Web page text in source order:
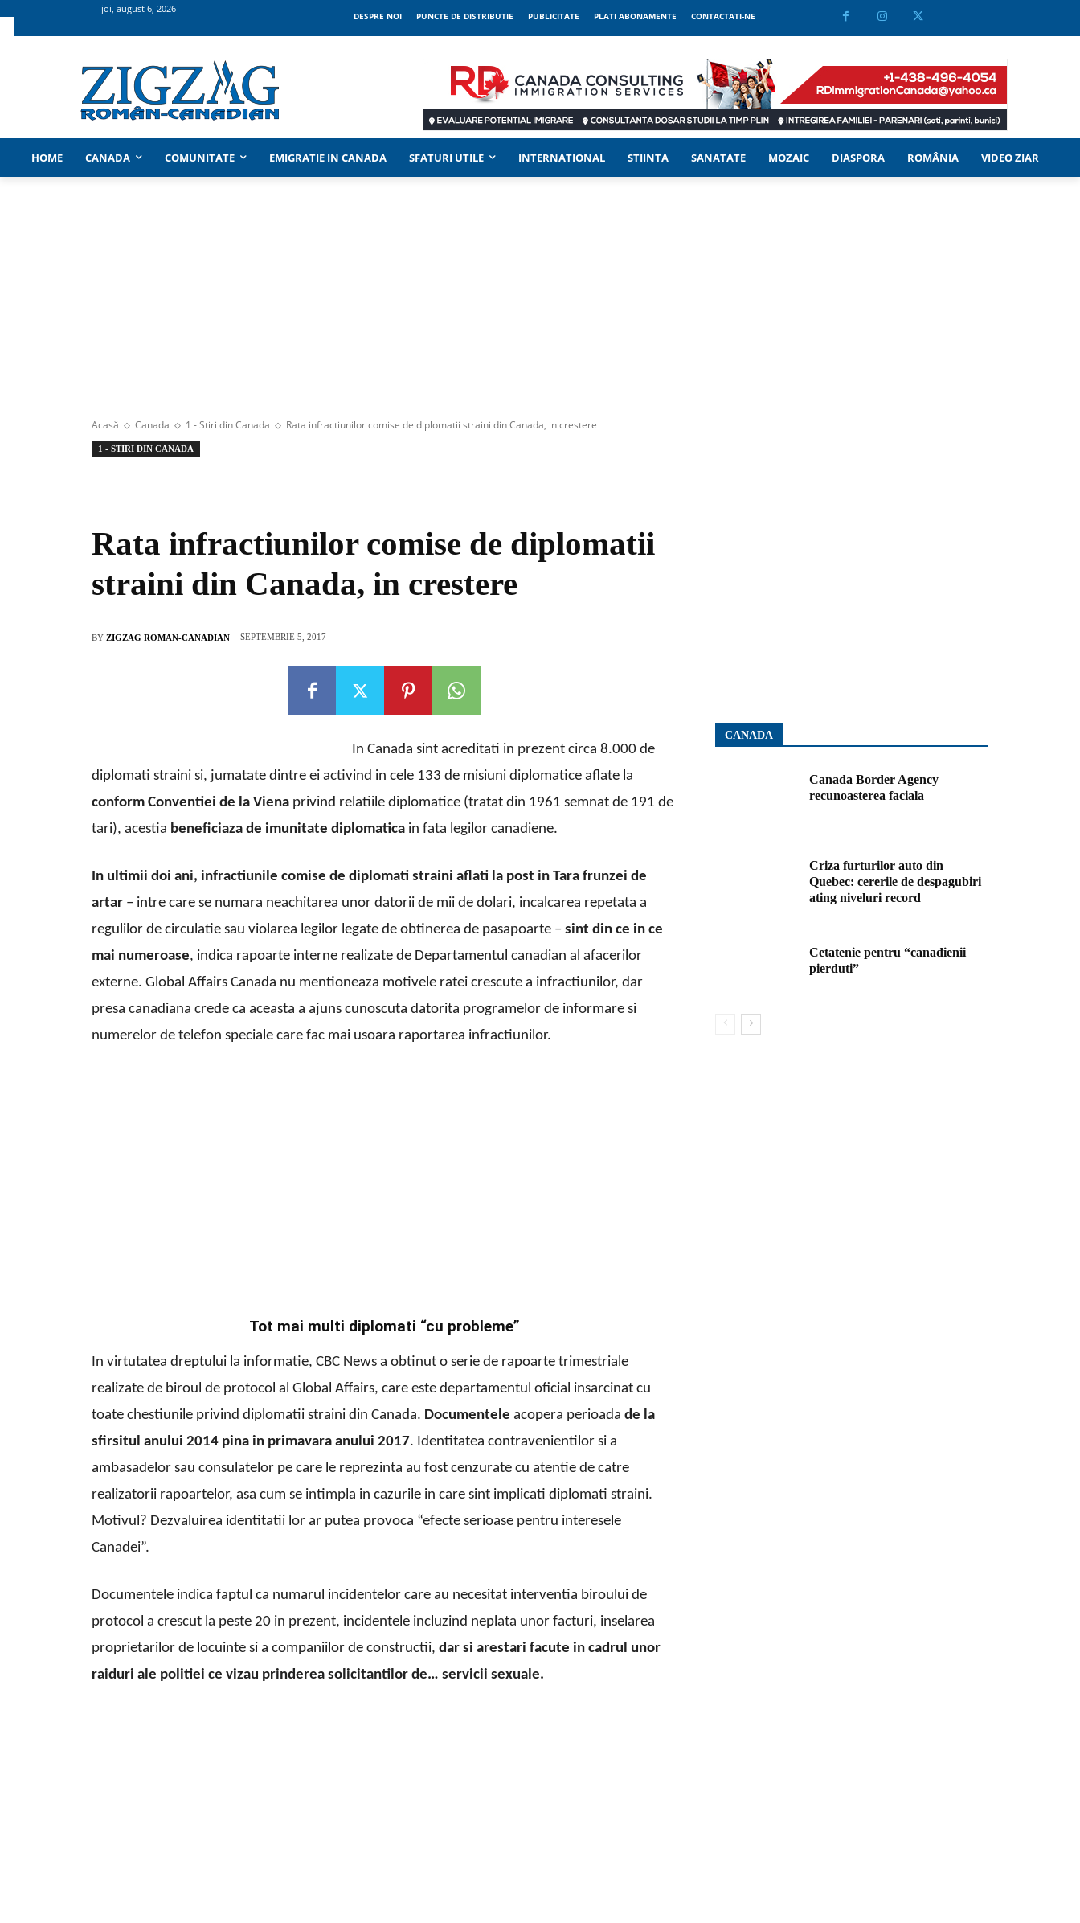
joi, august 6, 2026
DESPRE NOI PUNCTE DE DISTRIBUTIE PUBLICITATE PLATI ABONAMENTE CONTACTATI-NE
HOME CANADA COMUNITATE EMIGRATIE IN CANADA SFATURI UTILE INTERNATIONAL STIINTA SANATATE MOZAIC DIASPORA ROMÂNIA VIDEO ZIAR
Acasă Canada 1 - Stiri din Canada Rata infractiunilor comise de diplomatii straini din Canada, in crestere
1 - STIRI DIN CANADA
Rata infractiunilor comise de diplomatii
straini din Canada, in crestere
BY ZIGZAG ROMAN-CANADIAN SEPTEMBRIE 5, 2017
In Canada sint acreditati in prezent circa 8.000 de
diplomati straini si, jumatate dintre ei activind in cele 133 de misiuni diplomatice aflate la
conform Conventiei de la Viena privind relatiile diplomatice (tratat din 1961 semnat de 191 de
tari), acestia beneficiaza de imunitate diplomatica in fata legilor canadiene.
In ultimii doi ani, infractiunile comise de diplomati straini aflati la post in Tara frunzei de
artar – intre care se numara neachitarea unor datorii de mii de dolari, incalcarea repetata a
regulilor de circulatie sau violarea legilor legate de obtinerea de pasapoarte – sint din ce in ce
mai numeroase, indica rapoarte interne realizate de Departamentul canadian al afacerilor
externe. Global Affairs Canada nu mentioneaza motivele ratei crescute a infractiunilor, dar
presa canadiana crede ca aceasta a ajuns cunoscuta datorita programelor de informare si
numerelor de telefon speciale care fac mai usoara rapor­tarea infractiunilor.
Tot mai multi diplomati “cu probleme”
In virtutatea dreptului la informatie, CBC News a obtinut o serie de rapoarte trimestriale
realizate de biroul de protocol al Global Affairs, care este departamentul oficial insarcinat cu
toate chestiunile privind diplomatii straini din Canada. Documentele acopera perioada de la
sfirsitul anului 2014 pina in primavara anului 2017. Identitatea contravenientilor si a
ambasadelor sau consulatelor pe care le reprezinta au fost cenzurate cu atentie de catre
realizatorii rapoartelor, asa cum se intimpla in cazurile in care sint implicati diplomati straini.
Motivul? Dezvaluirea identitatii lor ar putea provoca “efecte serioase pentru interesele
Canadei”.
Documentele indica faptul ca numarul incidentelor care au necesitat interventia biroului de
protocol a crescut la peste 20 in prezent, incidentele incluzind neplata unor facturi, inselarea
proprietarilor de locuinte si a companiilor de constructii, dar si arestari facute in cadrul unor
raiduri ale politiei ce vizau prinderea solicitantilor de… servicii sexuale.
CANADA
Canada Border Agency
recunoasterea faciala
Criza furturilor auto din
Quebec: cererile de despagubiri
ating niveluri record
Cetatenie pentru “canadienii
pierduti”